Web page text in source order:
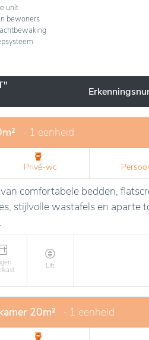
unit
bewoners
- 1 eenheid
Privé-wc
comfortabele bedden,
stijlvolle wastafels en aparte
Lift
20m² - 1 eenheid